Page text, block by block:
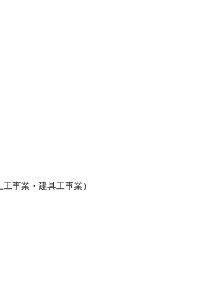
事業・建具工事業）